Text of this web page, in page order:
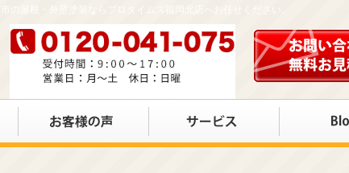
屋根・外壁塗装ならプロタイムズ福岡北店へお任せください。